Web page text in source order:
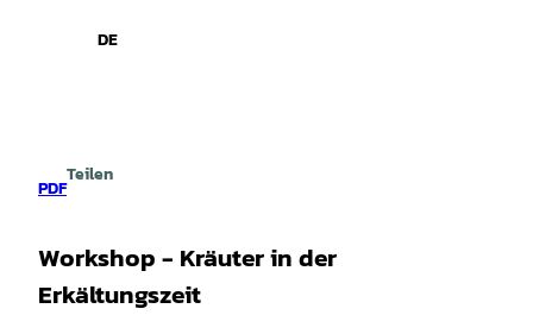
Gebärdensprache
DE
PDF
Teilen
Workshop - Kräuter in der
Erkältungszeit